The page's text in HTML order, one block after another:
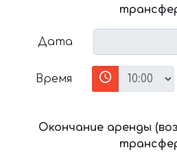
Дата
Время
Окончание аренды